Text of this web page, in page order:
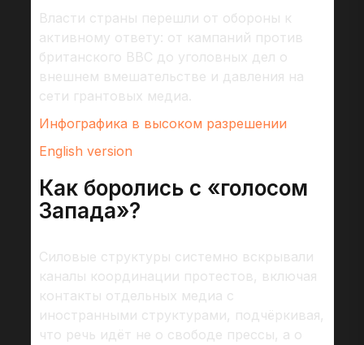
Власти страны перешли от обороны к
активному ответу: от кампаний против
британского BBC до уголовных дел о
внешнем вмешательстве и давления на
сети грантовых медиа.
Инфографика в высоком разрешении
English version
Как боролись с «голосом
Запада»?
Силовые структуры системно вскрывали
каналы координации протестов, включая
контакты отдельных медиа с
иностранными структурами, подчёркивая,
что речь идёт не о свободе прессы, а о